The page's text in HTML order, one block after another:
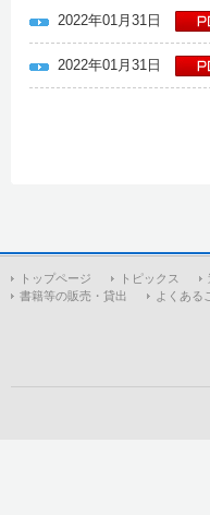
2022年01月31日
2022年01月31日
トップページ トピックス
書籍等の販売・貸出
よくある